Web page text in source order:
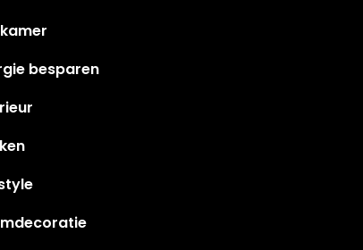
besparen